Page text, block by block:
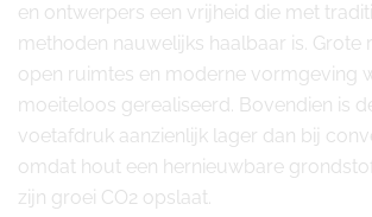
en ontwerpers een vrijheid die met
methoden nauwelijks haalbaar is. Grote
open ruimtes en moderne vormgeving
moeiteloos gerealiseerd. Bovendien is
voetafdruk aanzienlijk lager dan bij
omdat hout een hernieuwbare
zijn groei CO2 opslaat.